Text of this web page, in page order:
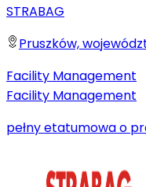
STRABAG
Pruszków,
Facility Management
Facility Management
pełny etatumowa o